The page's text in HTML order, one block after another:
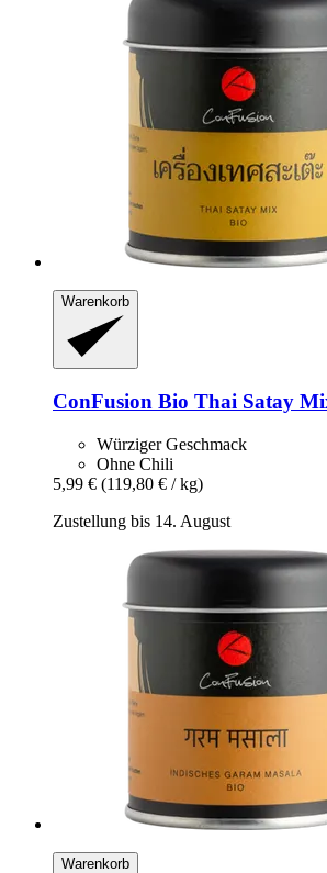
Warenkorb
ConFusion Bio Thai Satay
Würziger Geschmack
Ohne Chili
5,99 € (119,80 € / kg)
Zustellung bis 14. August
Warenkorb